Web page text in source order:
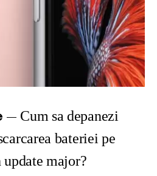
Cum sa depanezi
bateriei pe
update major?